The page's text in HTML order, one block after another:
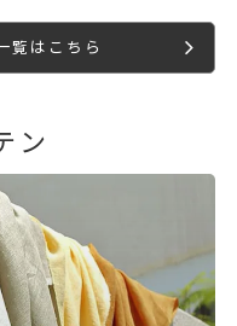
覧はこちら
ン